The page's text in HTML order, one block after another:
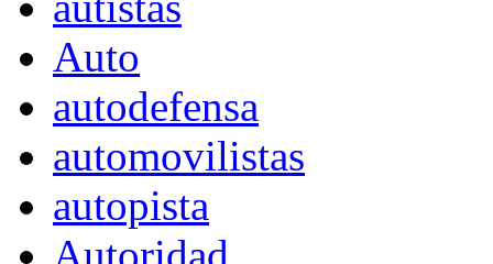
Auto
autodefensa
automovilistas
autopista